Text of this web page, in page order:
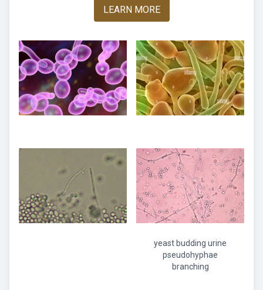
LEARN MORE
yeast budding urine
pseudohyphae
branching